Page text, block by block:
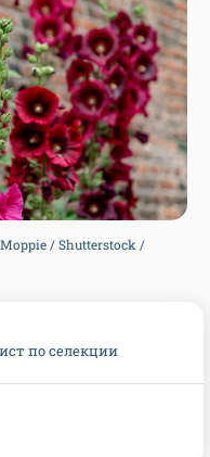
/ Shutterstock /
по селекции